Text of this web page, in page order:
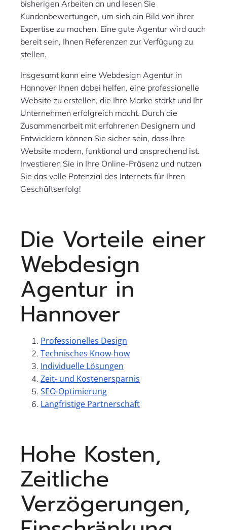
bisherigen Arbeiten an und lesen Sie
Kundenbewertungen, um sich ein Bild von ihrer
Expertise zu machen. Eine gute Agentur wird auch
bereit sein, Ihnen Referenzen zur Verfügung zu
stellen.
Insgesamt kann eine Webdesign Agentur in
Hannover Ihnen dabei helfen, eine professionelle
Website zu erstellen, die Ihre Marke stärkt und Ihr
Unternehmen erfolgreich macht. Durch die
Zusammenarbeit mit erfahrenen Designern und
Entwicklern können Sie sicher sein, dass Ihre
Website modern, funktional und ansprechend ist.
Investieren Sie in Ihre Online-Präsenz und nutzen
Sie das volle Potenzial des Internets für Ihren
Geschäftserfolg!
Die Vorteile einer
Webdesign
Agentur in
Hannover
Professionelles Design
Technisches Know-how
Individuelle Lösungen
Zeit- und Kostenersparnis
SEO-Optimierung
Langfristige Partnerschaft
Hohe Kosten,
Zeitliche
Verzögerungen,